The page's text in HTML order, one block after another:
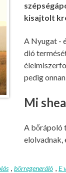
kisajtolt
A Nyugat -
dió
pedig
Mi
A bőrápoló
elolvadnak,
, bőrregeneráló , E